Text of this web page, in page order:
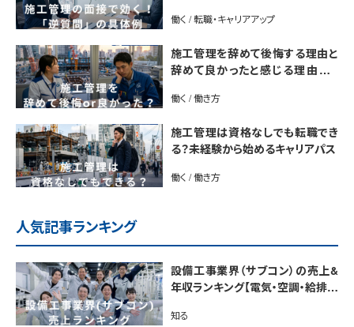
働く / 転職・キャリアアップ
施工管理を辞めて後悔する理由と
辞めて良かったと感じる理由は？
説】
働く / 働き方
施工管理は資格なしでも転職でき
る？未経験から始めるキャリアパス
働く / 働き方
人気記事ランキング
設備工事業界（サブコン）の売上&
年収ランキング【電気・空調・給排水
市場規模も解説
知る